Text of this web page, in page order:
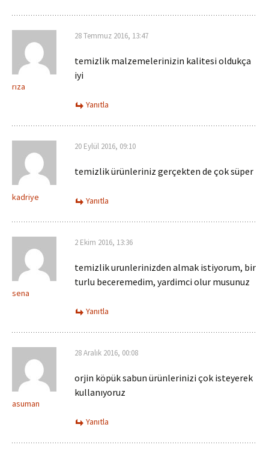
rıza
28 Temmuz 2016, 13:47
temizlik malzemelerinizin kalitesi oldukça
iyi
Yanıtla
kadriye
20 Eylül 2016, 09:10
temizlik ürünleriniz gerçekten de çok süper
Yanıtla
sena
2 Ekim 2016, 13:36
temizlik urunlerinizden almak istiyorum, bir
turlu beceremedim, yardimci olur musunuz
Yanıtla
asuman
28 Aralık 2016, 00:08
orjin köpük sabun ürünlerinizi çok isteyerek
kullanıyoruz
Yanıtla